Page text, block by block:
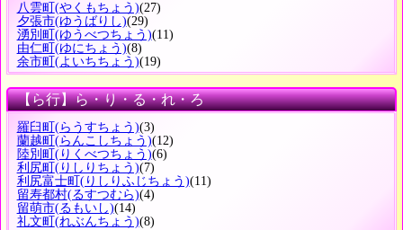
八雲町 (やくもちょう)(27)
夕張市(ゆうばりし)(29)
湧別町 (ゆうべつちょう)(11)
由仁町 (ゆにちょう)(8)
余市町 (よいちちょう)(19)
【ら行】ら・り・る・れ・ろ
羅臼町 (らうすちょう)(3)
蘭越町 (らんこしちょう)(12)
陸別町 (りくべつちょう)(6)
利尻町 (りしりちょう)(7)
利尻富士町 (りしりふじちょう)(11)
留寿都村(るすつむら)(4)
留萌市(るもいし)(14)
礼文町 (れぶんちょう)(8)